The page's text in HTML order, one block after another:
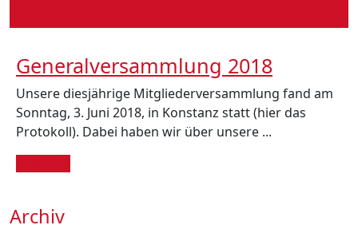
Button
Generalversammlung 2018
2018
Unsere diesjährige Mitgliederversammlung fand am
Sonntag, 3. Juni 2018, in Konstanz statt (hier das
Protokoll). Dabei haben wir über unsere ...
Archiv